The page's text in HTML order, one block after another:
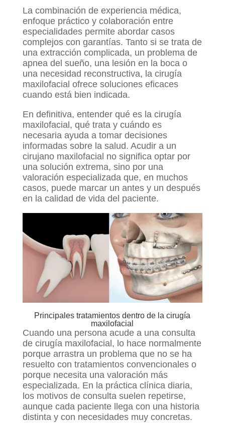
La combinación de experiencia médica,
enfoque práctico y colaboración entre
especialidades permite abordar casos
complejos con garantías. Tanto si se trata de
una extracción complicada, un problema de
apnea del sueño, una lesión en la boca o
una necesidad reconstructiva, la cirugía
maxilofacial ofrece soluciones eficaces
cuando está bien indicada.
En definitiva, entender qué es la cirugía
maxilofacial, qué trata y cuándo es
necesaria ayuda a tomar decisiones
informadas sobre la salud. Acudir a un
cirujano maxilofacial no significa optar por
una solución extrema, sino por una
valoración especializada que, en muchos
casos, puede marcar un antes y un después
en la calidad de vida del paciente.
Principales tratamientos dentro de la cirugía
maxilofacial
Cuando una persona acude a una consulta
de cirugía maxilofacial, lo hace normalmente
porque arrastra un problema que no se ha
resuelto con tratamientos convencionales o
porque necesita una valoración más
especializada. En la práctica clínica diaria,
los motivos de consulta suelen repetirse,
aunque cada paciente llega con una historia
distinta y con necesidades muy concretas.